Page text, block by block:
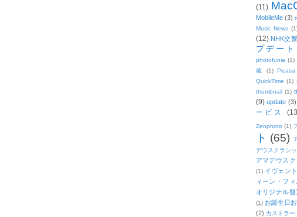
(11)
MobileMe (3)
Music News
(12) NHK交
プデート
photofunia (1)
蔵
(1) Picasa
QuickTime (1)
thumbnail (1)
(9) update (3)
ービス
Zenphoto (1)
ト (65)
デウスクラシ
アマデウス
(1) イヴェント
ィーン・フィ
オリジナル
(1) お誕生日
(2) カストラー